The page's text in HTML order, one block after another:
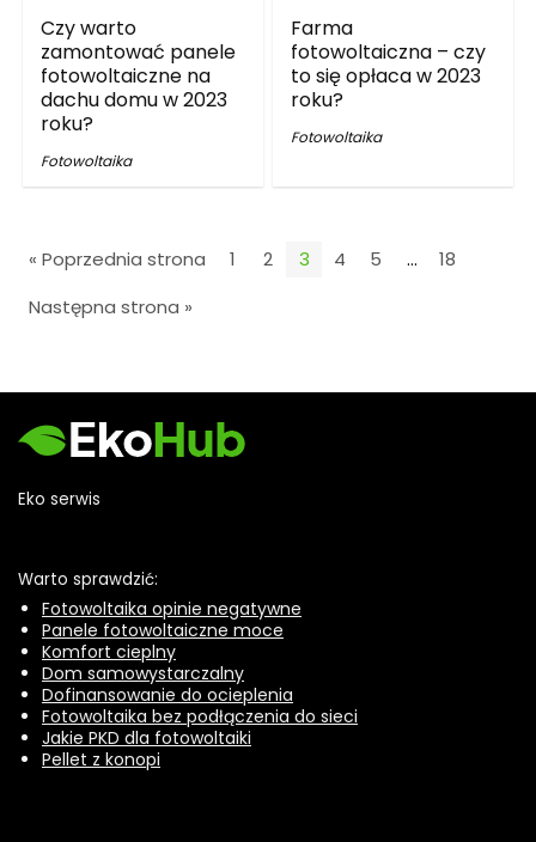
Czy warto
zamontować panele
fotowoltaiczne na
dachu domu w 2023
roku?
Fotowoltaika
Farma
fotowoltaiczna – czy
to się opłaca w 2023
roku?
Fotowoltaika
« Poprzednia strona 1 2 3 4 5 …
18
Następna strona »
Eko serwis
Warto sprawdzić:
Fotowoltaika opinie negatywne
Panele fotowoltaiczne moce
Komfort cieplny
Dom samowystarczalny
Dofinansowanie do ocieplenia
Fotowoltaika bez podłączenia do sieci
Jakie PKD dla fotowoltaiki
Pellet z konopi